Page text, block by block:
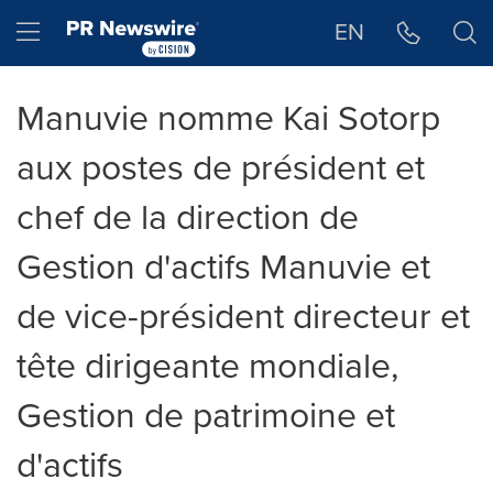
Hamburger menu EN
Manuvie nomme Kai Sotorp
aux postes de président et
chef de la direction de
Gestion d'actifs Manuvie et
de vice-président directeur et
tête dirigeante mondiale,
Gestion de patrimoine et
d'actifs